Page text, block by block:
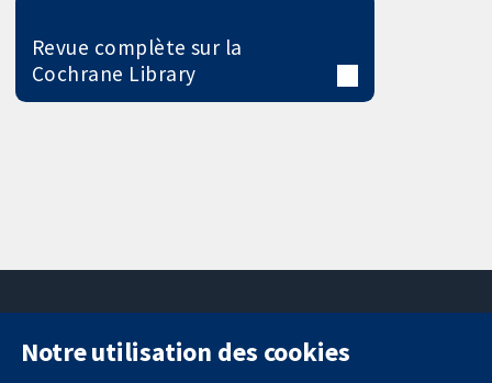
Revue complète sur la
Cochrane Library
11-13 Cavendish
Notre utilisation des cookies